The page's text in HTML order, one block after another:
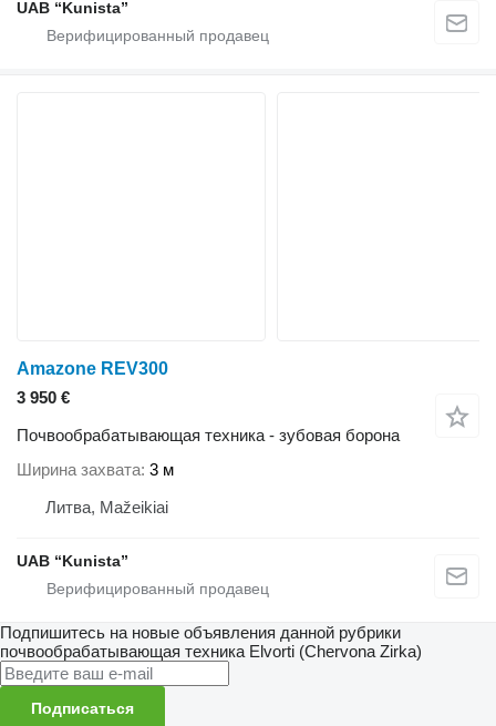
UAB “Kunista”
Amazone REV300
3 950 €
Почвообрабатывающая техника - зубовая борона
Ширина захвата 3 м
Литва, Mažeikiai
UAB “Kunista”
Подпишитесь на новые объявления данной рубрики
почвообрабатывающая техника Elvorti (Chervona Zirka)
Подписаться